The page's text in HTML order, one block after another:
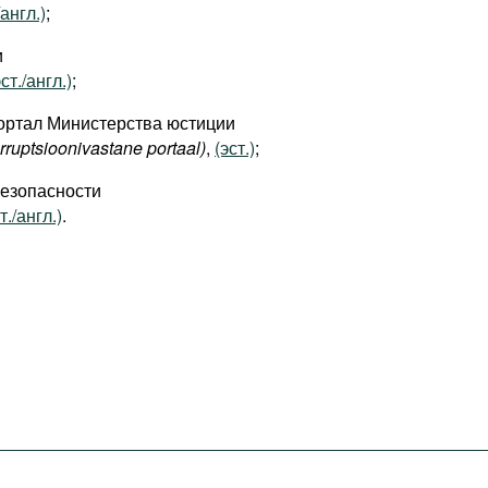
;
англ.);
Министерства юстиции
portaal), (эст.);
англ.).